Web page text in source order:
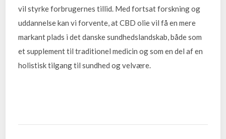
vil styrke forbrugernes tillid. Med fortsat forskning og
uddannelse kan vi forvente, at CBD olie vil få en mere
markant plads i det danske sundhedslandskab, både som
et supplement til traditionel medicin og som en del af en
holistisk tilgang til sundhed og velvære.